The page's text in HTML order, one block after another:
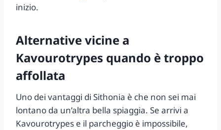
inizio.
Alternative vicine a
Kavourotrypes quando è troppo
affollata
Uno dei vantaggi di Sithonia è che non sei mai
lontano da un’altra bella spiaggia. Se arrivi a
Kavourotrypes e il parcheggio è impossibile,